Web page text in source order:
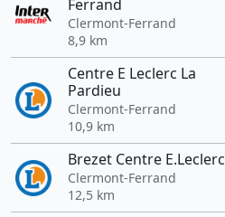
Ferrand
Clermont-Ferrand
8,9 km
Centre E Leclerc La
Pardieu
Clermont-Ferrand
10,9 km
Brezet Centre E.Leclerc
Clermont-Ferrand
12,5 km